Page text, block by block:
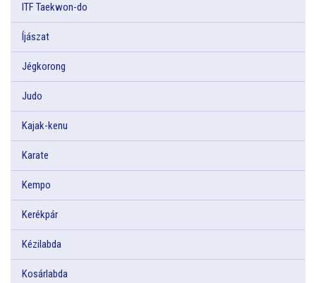
ITF Taekwon-do
Íjászat
Jégkorong
Judo
Kajak-kenu
Karate
Kempo
Kerékpár
Kézilabda
Kosárlabda